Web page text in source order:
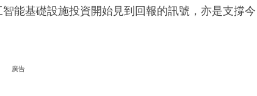
能基礎設施投資開始見到回報的訊號，亦是支撐今
廣告